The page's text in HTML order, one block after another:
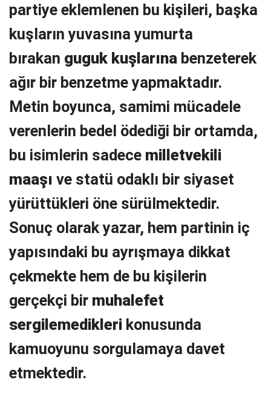
partiye eklemlenen bu kişileri, başka
kuşların yuvasına yumurta
bırakan guguk kuşlarına benzeterek
ağır bir benzetme yapmaktadır.
Metin boyunca, samimi mücadele
verenlerin bedel ödediği bir ortamda,
bu isimlerin sadece milletvekili
maaşı ve statü odaklı bir siyaset
yürüttükleri öne sürülmektedir.
Sonuç olarak yazar, hem partinin iç
yapısındaki bu ayrışmaya dikkat
çekmekte hem de bu kişilerin
gerçekçi bir muhalefet
sergilemedikleri konusunda
kamuoyunu sorgulamaya davet
etmektedir.